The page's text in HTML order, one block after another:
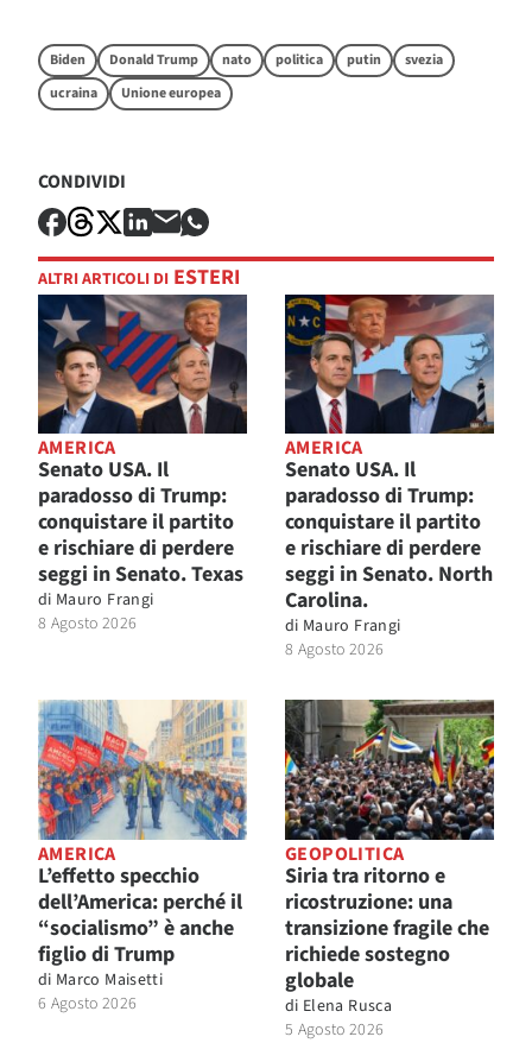
Biden Donald Trump nato politica putin
svezia
ucraina
Unione europea
CONDIVIDI
ALTRI ARTICOLI DI ESTERI
AMERICA
Senato USA. Il
paradosso di Trump:
conquistare il partito
e rischiare di perdere
seggi in Senato. Texas
di Mauro Frangi
8 Agosto 2026
AMERICA
Senato USA. Il
paradosso di Trump:
conquistare il partito
e rischiare di perdere
seggi in Senato. North
Carolina.
di Mauro Frangi
8 Agosto 2026
AMERICA
L’effetto specchio
dell’America: perché il
“socialismo” è anche
figlio di Trump
di Marco Maisetti
6 Agosto 2026
GEOPOLITICA
Siria tra ritorno e
ricostruzione: una
transizione fragile che
richiede sostegno
globale
di Elena Rusca
5 Agosto 2026